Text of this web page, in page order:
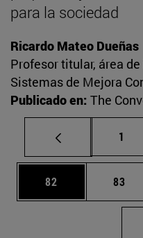
para la sociedad
Ricardo Mateo Dueñas
Profesor titular, área
Sistemas de Mejora
Publicado en: The
1
Página
82 83